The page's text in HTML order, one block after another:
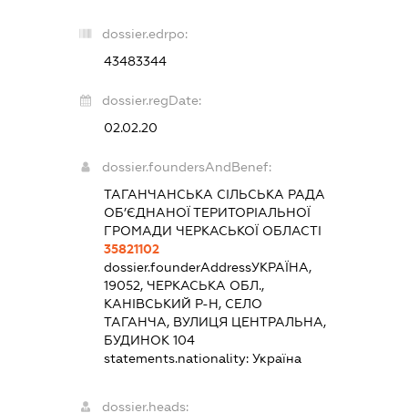
dossier.edrpo:
43483344
dossier.regDate:
02.02.20
dossier.foundersAndBenef:
ТАГАНЧАНСЬКА СІЛЬСЬКА РАДА
ОБ’ЄДНАНОЇ ТЕРИТОРІАЛЬНОЇ
ГРОМАДИ ЧЕРКАСЬКОЇ ОБЛАСТІ
35821102
dossier.founderAddressУКРАЇНА,
19052, ЧЕРКАСЬКА ОБЛ.,
КАНІВСЬКИЙ Р-Н, СЕЛО
ТАГАНЧА, ВУЛИЦЯ ЦЕНТРАЛЬНА,
БУДИНОК 104
statements.nationality: Україна
dossier.heads: